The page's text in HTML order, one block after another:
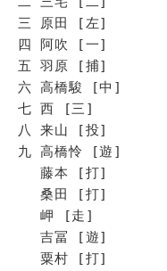
三 原田 [左]
四 阿吹 [一]
五 羽原 [捕]
六 高橋駿 [中]
七 西 [三]
八 来山 [投]
九 高橋怜 [遊]
藤本 [打]
桑田 [打]
岬 [走]
吉冨 [遊]
粟村 [打]